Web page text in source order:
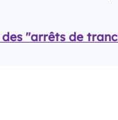
"arrêts de